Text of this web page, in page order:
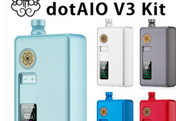
ArcanaMods DripTip
MUTED / MUTED+ RTA
ArcanaMods Nano Kit -